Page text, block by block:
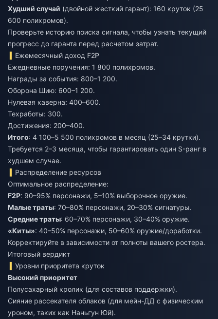
Худший случай (двойной жесткий гарант): 160 круток (25
600 полихромов).
Проверьте историю поиска сигнала, чтобы узнать текущий
прогресс до гаранта перед расчетом затрат.
Ежемесячный доход F2P
Ежедневные поручения: 1 800 полихромов.
Награды за события: 800–1 200.
Оборона Шию: 600–1 200.
Нулевая каверна: 400–600.
Техработы: 300.
Достижения: 200–400.
Итого: 4 100–5 500 полихромов в месяц (25–34 крутки).
Требуется 2–3 месяца, чтобы гарантировать один S-ранг в
худшем случае.
Распределение ресурсов
Оптимальное распределение:
F2P: 90–95% персонажи, 5–10% выборочное оружие.
Малые траты: 70–80% персонажи, 20–30% сигнатуры.
Средние траты: 60–70% персонажи, 30–40% оружие.
«Киты»: 40–50% персонажи, 50–60% оружие/доработки.
Корректируйте в зависимости от полноты вашего ростера.
Итоговый вердикт
Уровни приоритета круток
Высокий приоритет
Полусахарный кролик (для составов поддержки).
Сияние рассекателя облаков (для мейн-ДД с физическим
уроном, таких как Наньгун Юй).